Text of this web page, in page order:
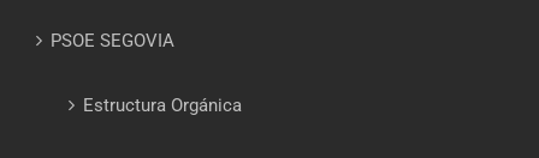
PSOE SEGOVIA
Estructura Orgánica